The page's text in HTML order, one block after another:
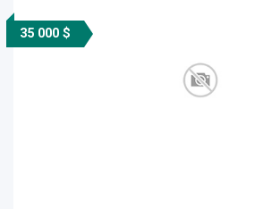
35 000 $